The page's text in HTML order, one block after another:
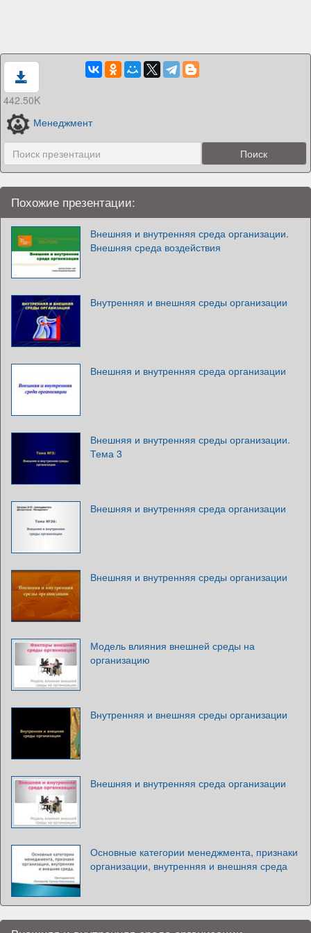
442.50K
Менеджмент
Похожие презентации:
Внешняя и внутренняя среда организации.
Внешняя среда воздействия
Внутренняя и внешняя среды организации
Внешняя и внутренняя среда организации
Внешняя и внутренняя среды организации.
Тема 3
Внешняя и внутренняя среда организации
Внешняя и внутренняя среды организации
Модель влияния внешней среды на
организацию
Внутренняя и внешняя среды организации
Внешняя и внутренняя среда организации
Основные категории менеджмента, признаки
организации, внутренняя и внешняя среда